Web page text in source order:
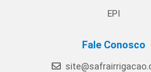
EPI
Fale Conosco